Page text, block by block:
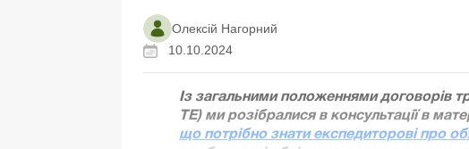
Олексій Нагорний
10.10.2024
Із загальними положеннями договорів
ТЕ) ми розібралися в консультації в
що потрібно знати експедиторові про